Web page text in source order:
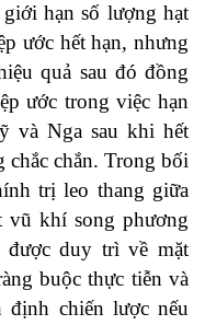
hạn số lượng hạt
ước hết hạn, nhưng
quả sau đó đồng
ước trong việc hạn
và Nga sau khi hết
chắc chắn. Trong bối
trị leo thang giữa
vũ khí song phương
duy trì về mặt
buộc thực tiễn và
chiến lược nếu